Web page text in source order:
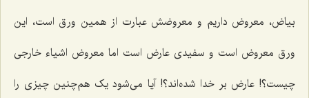
بیاض، معروض داریم و معروضش عبارت از همین ورق است، این
ورق معروض است و سفیدی عارض است اما معروض اشیاء خارجی
چیست؟! عارض بر خدا شده‌اند؟! آیا می‌شود یک هم‌چنین چیزی را